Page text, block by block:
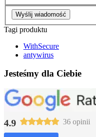
Wyślij wiadomość
Tagi produktu
WithSecure
antywirus
Jesteśmy dla Ciebie
4.9 36 opinii